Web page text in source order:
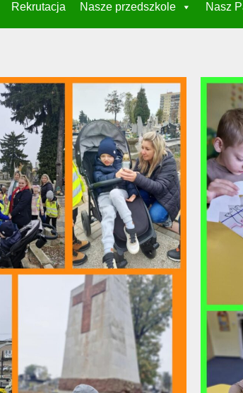
Rekrutacja Nasze przedszkole Nasz